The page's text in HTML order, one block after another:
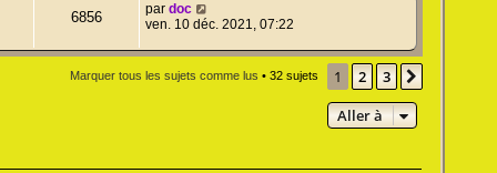
6856 par doc
ven. 10 déc. 2021, 07:22
Marquer tous les sujets comme lus • 32 sujets 1 2 3
Aller à